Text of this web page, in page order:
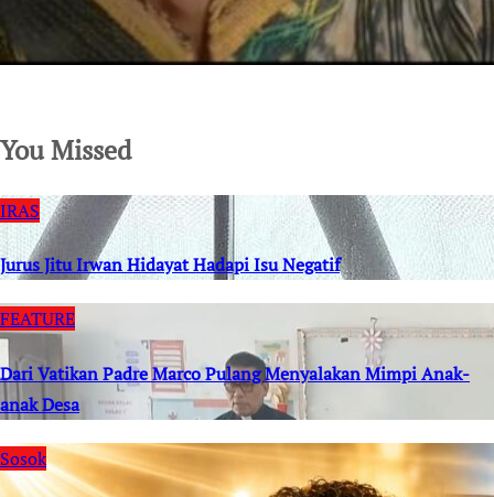
You Missed
IRAS
Jurus Jitu Irwan Hidayat Hadapi Isu Negatif
FEATURE
Dari Vatikan Padre Marco Pulang Menyalakan Mimpi Anak-
anak Desa
Sosok